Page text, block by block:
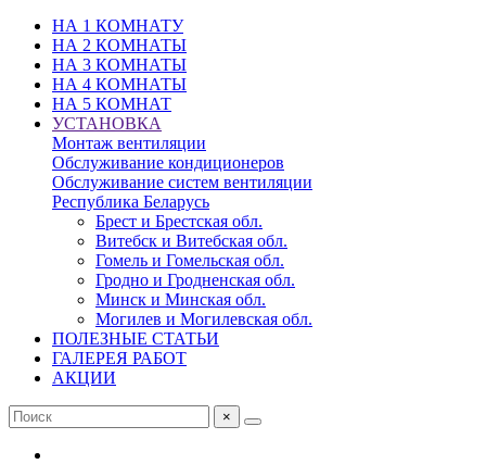
НА 1 КОМНАТУ
НА 2 КОМНАТЫ
НА 3 КОМНАТЫ
НА 4 КОМНАТЫ
НА 5 КОМНАТ
УСТАНОВКА
Монтаж вентиляции
Обслуживание кондиционеров
Обслуживание систем вентиляции
Республика Беларусь
Брест и Брестская обл.
Витебск и Витебская обл.
Гомель и Гомельская обл.
Гродно и Гродненская обл.
Минск и Минская обл.
Могилев и Могилевская обл.
ПОЛЕЗНЫЕ СТАТЬИ
ГАЛЕРЕЯ РАБОТ
АКЦИИ
×